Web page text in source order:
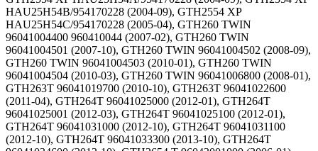
HAU25H54B/954170228 (2004-09), GTH2554 XP
HAU25H54C/954170228 (2005-04), GTH260 TWIN
96041004400 960410044 (2007-02), GTH260 TWIN
96041004501 (2007-10), GTH260 TWIN 96041004502 (2008-09),
GTH260 TWIN 96041004503 (2010-01), GTH260 TWIN
96041004504 (2010-03), GTH260 TWIN 96041006800 (2008-01),
GTH263T 96041019700 (2010-10), GTH263T 96041022600
(2011-04), GTH264T 96041025000 (2012-01), GTH264T
96041025001 (2012-03), GTH264T 96041025100 (2012-01),
GTH264T 96041031000 (2012-10), GTH264T 96041031100
(2012-10), GTH264T 96041033300 (2013-10), GTH264T